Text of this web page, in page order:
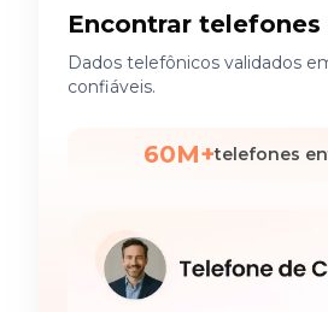
Encontrar telefones
Dados telefônicos validados
confiáveis.
60M+telefones